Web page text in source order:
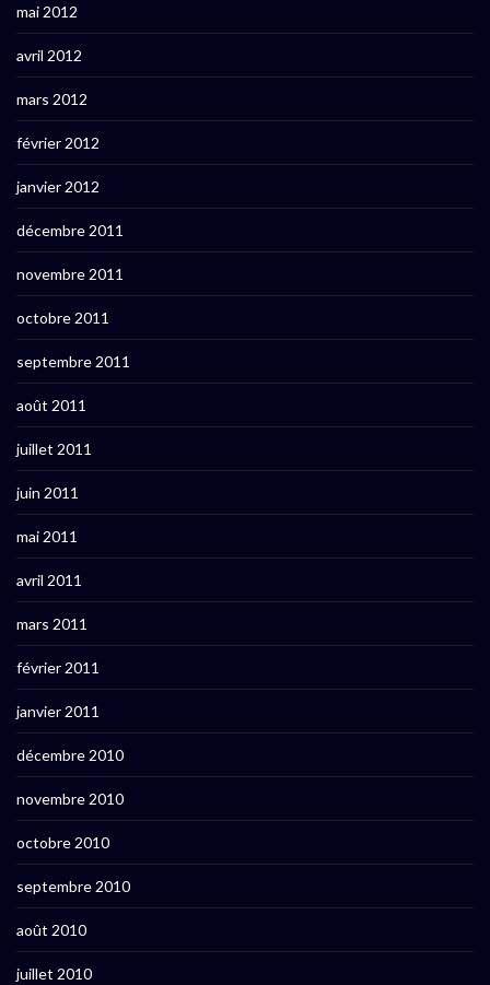
mai 2012
avril 2012
mars 2012
février 2012
janvier 2012
décembre 2011
novembre 2011
octobre 2011
septembre 2011
août 2011
juillet 2011
juin 2011
mai 2011
avril 2011
mars 2011
février 2011
janvier 2011
décembre 2010
novembre 2010
octobre 2010
septembre 2010
août 2010
juillet 2010